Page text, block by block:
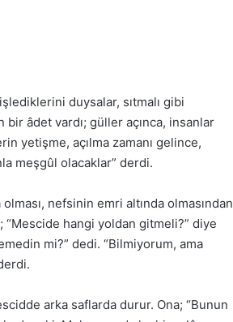
duysalar, sıtmalı gibi
âdet vardı; güller açınca, insanlar
yetişme, açılma zamanı gelince,
meşgûl olacaklar” derdi.
nefsinin emri altında olmasından
“Mescide hangi yoldan gitmeli?” diye
mi?” dedi. “Bilmiyorum, ama
arka saflarda durur. Ona; “Bunun